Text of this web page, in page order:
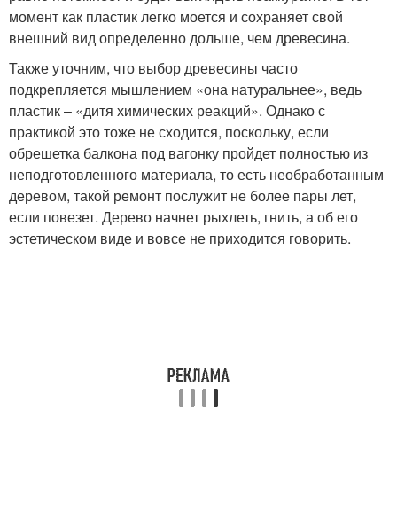
момент как пластик легко моется и сохраняет свой
внешний вид определенно дольше, чем древесина.
Также уточним, что выбор древесины часто
подкрепляется мышлением «она натуральнее», ведь
пластик – «дитя химических реакций». Однако с
практикой это тоже не сходится, поскольку, если
обрешетка балкона под вагонку пройдет полностью из
неподготовленного материала, то есть необработанным
деревом, такой ремонт послужит не более пары лет,
если повезет. Дерево начнет рыхлеть, гнить, а об его
эстетическом виде и вовсе не приходится говорить.